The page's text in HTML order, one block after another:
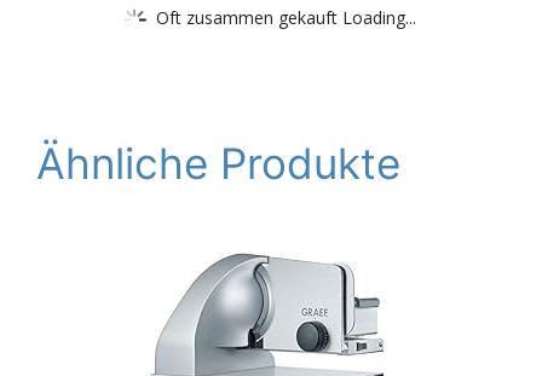
Oft zusammen gekauft Loading...
Ähnliche Produkte